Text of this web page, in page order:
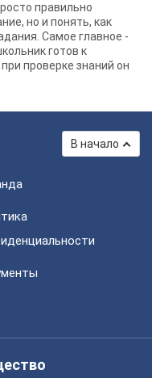
правильно
но и понять, как
Самое главное -
готов к
проверке знаний он
В начало